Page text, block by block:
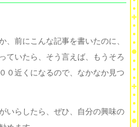
前にこんな記事を書いたのに、
ていたら、そう言えば、もうそろ
０近くになるので、なかなか見つ
いらしたら、ぜひ、自分の興味の